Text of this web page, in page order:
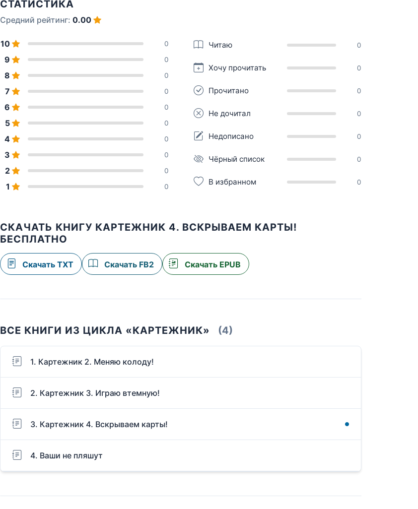
СТАТИСТИКА
Средний рейтинг: 0.00
10 0
9 0
8 0
7 0
6 0
5 0
4 0
3 0
2 0
1 0
Читаю 0
Хочу прочитать 0
Прочитано 0
Не дочитал 0
Недописано 0
Чёрный список 0
В избранном 0
СКАЧАТЬ КНИГУ КАРТЕЖНИК 4. ВСКРЫВАЕМ КАРТЫ!
БЕСПЛАТНО
Скачать TXT Скачать FB2 Скачать EPUB
ВСЕ КНИГИ ИЗ ЦИКЛА «КАРТЕЖНИК» (4)
1. Картежник 2. Меняю колоду!
2. Картежник 3. Играю втемную!
3. Картежник 4. Вскрываем карты!
4. Ваши не пляшут